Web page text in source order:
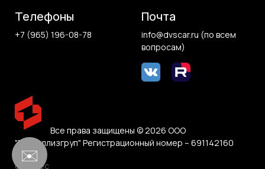
Все права защищены © 2026 ООО
"Белвиллизгруп" Регистрационный номер – 691142160
Телефоны
+7 (965) 196-08-78
Почта
info@dvscar.ru (по всем
вопросам)
0.02 sec
✉️